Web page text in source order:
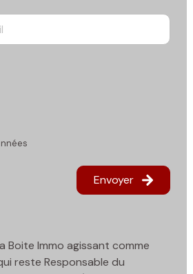
Envoyer
Boite Immo agissant comme
reste Responsable du